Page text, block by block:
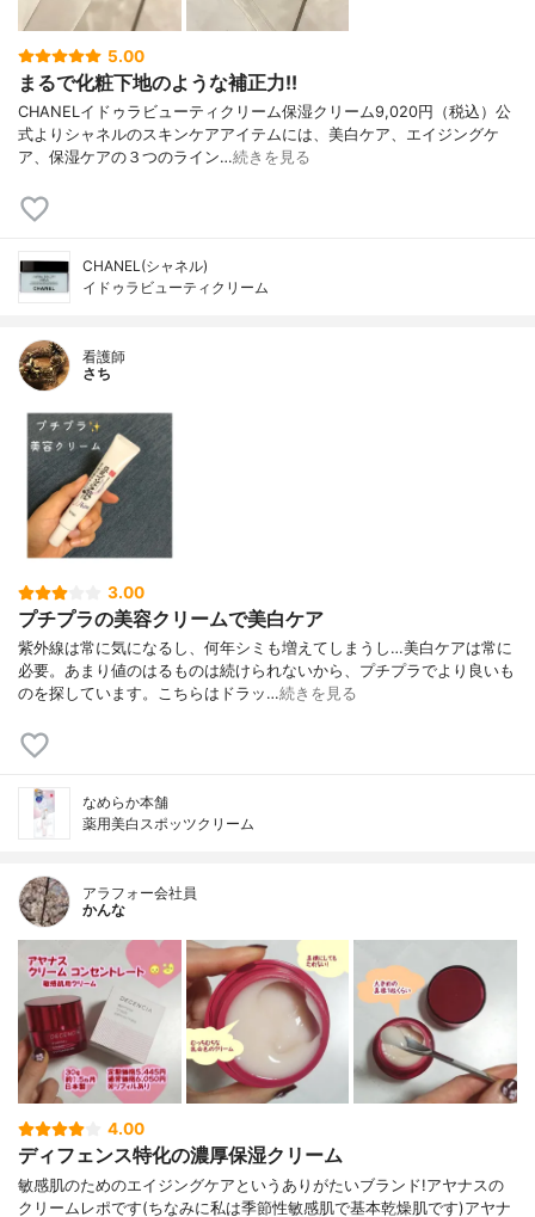
5.00
まるで化粧下地のような補正力!!
CHANELイドゥラビューティクリーム保湿クリーム9,020円（税込）公
式よりシャネルのスキンケアアイテムには、美白ケア、エイジングケ
ア、保湿ケアの３つのライン…続きを見る
CHANEL(シャネル)
イドゥラビューティクリーム
看護師
さち
3.00
プチプラの美容クリームで美白ケア
紫外線は常に気になるし、何年シミも増えてしまうし…美白ケアは常に
必要。あまり値のはるものは続けられないから、プチプラでより良いも
のを探しています。こちらはドラッ…続きを見る
なめらか本舗
薬用美白スポッツクリーム
アラフォー会社員
かんな
4.00
ディフェンス特化の濃厚保湿クリーム
敏感肌のためのエイジングケアというありがたいブランド!アヤナスの
クリームレポです(ちなみに私は季節性敏感肌で基本乾燥肌です)アヤナ